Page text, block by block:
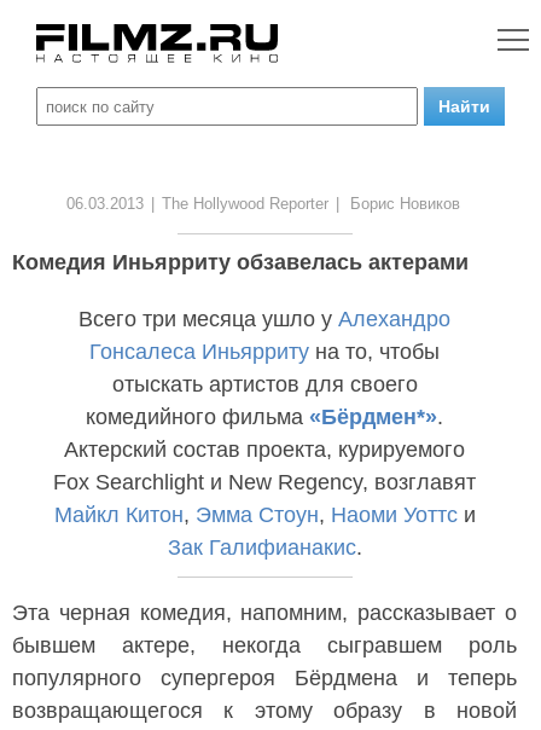
06.03.2013 The Hollywood Reporter Борис Новиков
Комедия Иньярриту обзавелась актерами
Всего три месяца ушло у Алехандро
Гонсалеса Иньярриту на то, чтобы
отыскать артистов для своего
комедийного фильма «Бёрдмен*».
Актерский состав проекта, курируемого
Fox Searchlight и New Regency, возглавят
Майкл Китон, Эмма Стоун, Наоми Уоттси
Зак Галифианакис.
Эта черная комедия, напомним, рассказывает о
бывшем актере, некогда сыгравшем роль
популярного супергероя Бёрдмена и теперь
возвращающегося к этому образу в новой